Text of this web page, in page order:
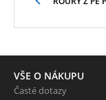
VŠE O NÁKUPU
Časté dotazy